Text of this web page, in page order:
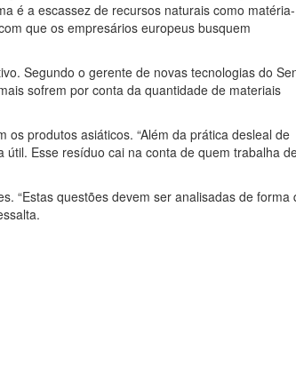
é a escassez de recursos naturais como matéria-
que os empresários europeus busquem
Segundo o gerente de novas tecnologias do
sofrem por conta da quantidade de materiais
produtos asiáticos. “Além da prática desleal de
Esse resíduo cai na conta de quem trabalha
“Estas questões devem ser analisadas de forma
Reajuste Salarial 2019/